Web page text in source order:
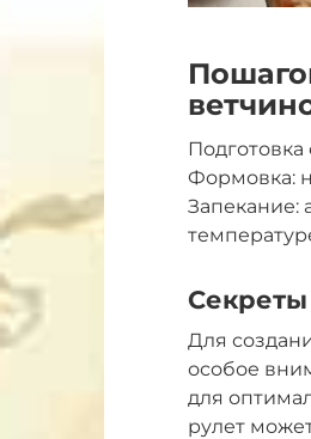
Формовка:
Запекание:
Для
особое
для
рулет